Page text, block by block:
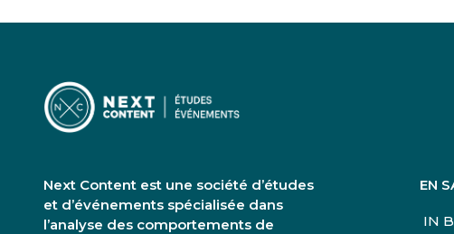
Next Content est une société d’études
et d’événements spécialisée dans
l’analyse des comportements de
EN
IN